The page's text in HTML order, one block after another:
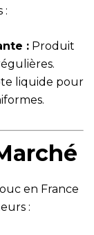
:
: Produit
liquide pour
en France
: